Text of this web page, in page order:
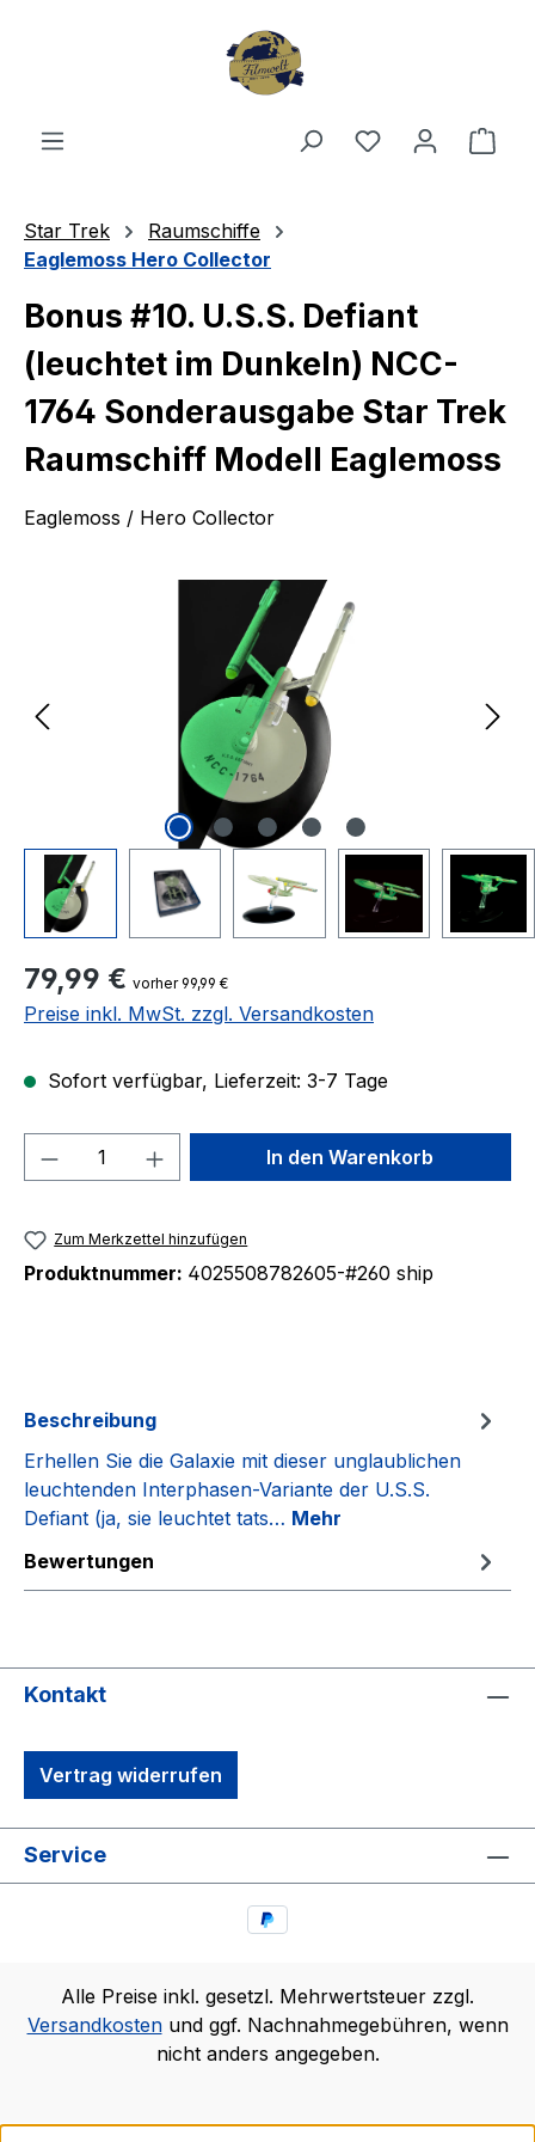
Du hast 0
Star Trek
Raumschiffe
Eaglemoss Hero Collector
Bonus #10. U.S.S. Defiant
(leuchtet im Dunkeln) NCC-
1764 Sonderausgabe Star Trek
Raumschiff Modell Eaglemoss
Eaglemoss / Hero Collector
Regulärer Preis:
79,99 € vorher 99,99 €
Preise inkl. MwSt. zzgl. Versandkosten
Sofort verfügbar, Lieferzeit: 3-7 Tage
Produkt Anzahl: Gib denIn den Warenkorb
Zum Merkzettel hinzufügen
Produktnummer: 4025508782605-#260 ship
Beschreibung
Erhellen Sie die Galaxie mit dieser unglaublichen
leuchtenden Interphasen-Variante der U.S.S.
Defiant (ja, sie leuchtet tats… Mehr
Bewertungen
Kontakt
Vertrag widerrufen
Service
Alle Preise inkl. gesetzl. Mehrwertsteuer zzgl.
Versandkostenund ggf. Nachnahmegebühren, wenn
nicht anders angegeben.